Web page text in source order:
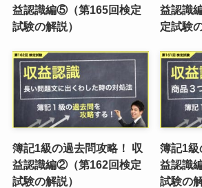
益認識編⑤（第165回検定
試験の解説）
益認識
定試験
簿記1級の過去問攻略！ 収
益認識編②（第162回検定
試験の解説）
簿記1級
益認識
試験の